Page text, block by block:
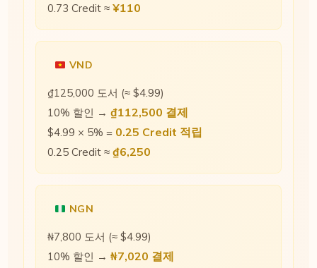
0.73 Credit ≈¥110
VND
₫125,000 도서 (≈ $4.99)
10% 할인 →₫112,500 결제
$4.99 × 5% = 0.25 Credit 적립
0.25 Credit ≈₫6,250
NGN
₦7,800 도서 (≈ $4.99)
10% 할인 →₦7,020 결제